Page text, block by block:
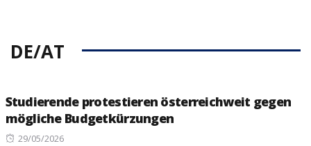
DE/AT
Studierende protestieren österreichweit gegen
mögliche Budgetkürzungen
Posted
29/05/2026